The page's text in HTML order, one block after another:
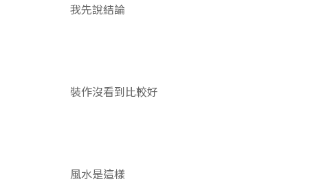
我先說結論
裝作沒看到比較好
風水是這樣